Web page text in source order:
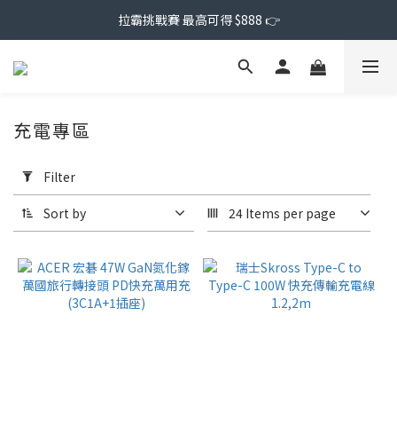
拉霸挑戰賽 最高可得 $888 👉
Filter
(0/20)
Range
(NT$)
充電專區
Filter
Sort by 24 Items per page